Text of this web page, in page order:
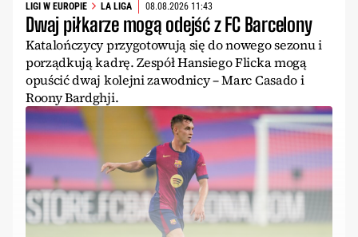
LIGI W EUROPIE LA LIGA 08.08.2026 11:43
Dwaj piłkarze mogą odejść z FC Barcelony
Katalończycy przygotowują się do nowego sezonu i
porządkują kadrę. Zespół Hansiego Flicka mogą
opuścić dwaj kolejni zawodnicy – Marc Casado i
Roony Bardghji.